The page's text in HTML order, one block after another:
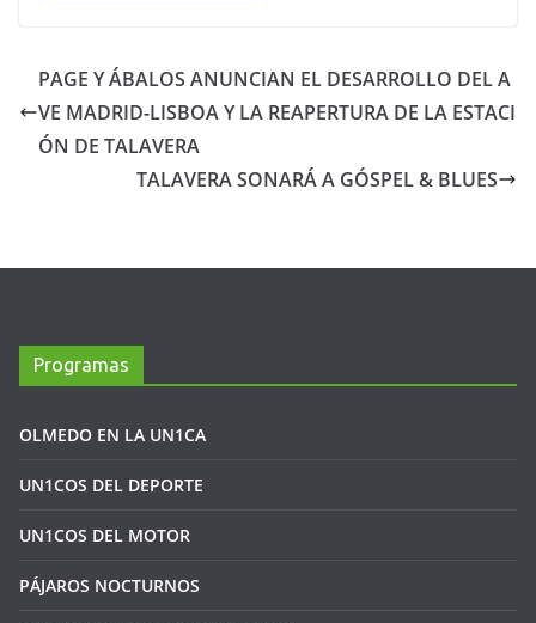
PAGE Y ÁBALOS ANUNCIAN EL DESARROLLO DEL A
VE MADRID-LISBOA Y LA REAPERTURA DE LA ESTACI
ÓN DE TALAVERA
TALAVERA SONARÁ A GÓSPEL & BLUES
Programas
OLMEDO EN LA UN1CA
UN1COS DEL DEPORTE
UN1COS DEL MOTOR
PÁJAROS NOCTURNOS